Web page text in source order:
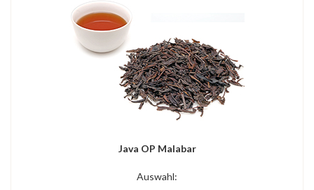
Java OP Malabar
Auswahl: